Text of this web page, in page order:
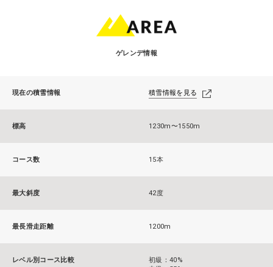
ゲレンデ情報
現在の積雪情報 積雪情報を見る
標高 1230m〜1550m
コース数 15本
最大斜度 42度
最長滑走距離 1200m
レベル別コース比較
初級：40%